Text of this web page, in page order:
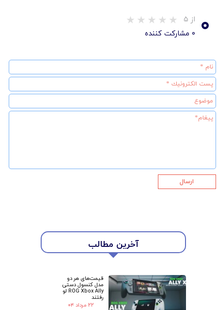
۰ از ۵
۰ مشارکت کننده
آخرین مطالب
قیمت‌های هر دو
مدل کنسول دستی
ROG Xbox Ally لو
رفتند
۲۲ مرداد ۰۴
ارسال